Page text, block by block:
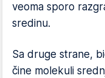
veoma sporo
sredinu.
Sa druge strane,
čine molekuli